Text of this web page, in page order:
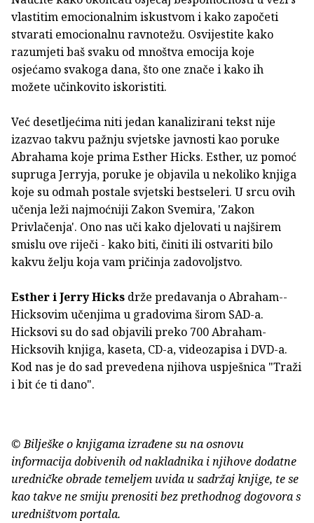
vlastitim emocionalnim iskustvom i kako započeti
stvarati emocionalnu ravnotežu. Osvijestite kako
razumjeti baš svaku od mnoštva emocija koje
osjećamo svakoga dana, što one znače i kako ih
možete učinkovito iskoristiti.
Već desetljećima niti jedan kanalizirani tekst nije
izazvao takvu pažnju svjetske javnosti kao poruke
Abrahama koje prima Esther Hicks. Esther, uz pomoć
supruga Jerryja, poruke je objavila u nekoliko knjiga
koje su odmah postale svjetski bestseleri. U srcu ovih
učenja leži najmoćniji Zakon Svemira, 'Zakon
Privlačenja'. Ono nas uči kako djelovati u najširem
smislu ove riječi - kako biti, činiti ili ostvariti bilo
kakvu želju koja vam pričinja zadovoljstvo.
Esther i Jerry Hicks drže predavanja o Abraham--
Hicksovim učenjima u gradovima širom SAD-a.
Hicksovi su do sad objavili preko 700 Abraham-
Hicksovih knjiga, kaseta, CD-a, videozapisa i DVD-a.
Kod nas je do sad prevedena njihova uspješnica "Traži
i bit će ti dano".
© Bilješke o knjigama izrađene su na osnovu
informacija dobivenih od nakladnika i njihove dodatne
uredničke obrade temeljem uvida u sadržaj knjige, te se
kao takve ne smiju prenositi bez prethodnog dogovora s
uredništvom portala.